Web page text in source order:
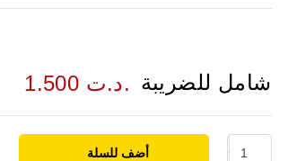
1.500 د.ت. شامل للضريبة
أضف للسلة